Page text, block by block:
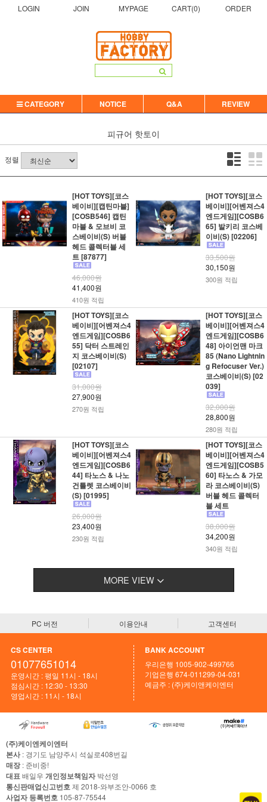
LOGIN JOIN MYPAGE CART(0) ORDER
CATEGORY NOTICE Q&A REVIEW
피규어 핫토이
정렬
[HOT TOYS][코스
베이비][캡틴마블]
[COSB546] 캡틴
마블 & 모브비 코
스베이비(S) 버블
헤드 콜렉터블 세
트 [87877]
46,000원
41,400원
410원 적립
[HOT TOYS][코스
베이비][어벤져스4
엔드게임][COSB6
65] 발키리 코스베
이비(S) [02206]
33,500원
30,150원
300원 적립
[HOT TOYS][코스
베이비][어벤져스4
엔드게임][COSB6
55] 닥터 스트레인
지 코스베이비(S)
[02107]
31,000원
27,900원
270원 적립
[HOT TOYS][코스
베이비][어벤져스4
엔드게임][COSB6
48] 아이언맨 마크
85 (Nano Lightnin
g Refocuser Ver.)
코스베이비(S) [02
039]
32,000원
28,800원
280원 적립
[HOT TOYS][코스
베이비][어벤져스4
엔드게임][COSB6
44] 타노스 & 나노
건틀렛 코스베이비
(S) [01995]
26,000원
23,400원
230원 적립
[HOT TOYS][코스
베이비][어벤져스4
엔드게임][COSB5
60] 타노스 & 가모
라 코스베이비(S)
버블 헤드 콜렉터
블 세트
38,000원
34,200원
340원 적립
MORE VIEW
PC 버전 이용안내 고객센터
CS CENTER
01077651014
운영시간 : 평일 11시 - 18시
점심시간 : 12:30 - 13:30
영업시간 : 11시 - 18시
BANK ACCOUNT
우리은행 1005-902-499766
기업은행 674-011299-04-031
예금주 : (주)케이앤케이엔터
(주)케이엔케이엔터
본사: 경기도 남양주시 석실로408번길
매장: 준비중!
대표배일우 개인정보책임자박선영
통신판매업신고번호제 2018-와부조안-0066 호
사업자 등록번호 105-87-75544